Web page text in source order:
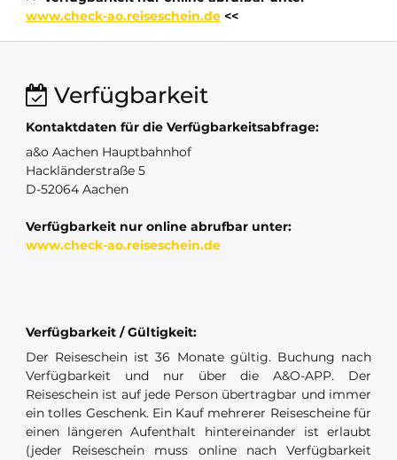
www.check-ao.reiseschein.de <<
Verfügbarkeit
Kontaktdaten für die Verfügbarkeitsabfrage:
a&o Aachen Hauptbahnhof
Hackländerstraße 5
D-52064 Aachen
Verfügbarkeit nur online abrufbar unter:
www.check-ao.reiseschein.de
Verfügbarkeit / Gültigkeit:
Der Reiseschein ist 36 Monate gültig. Buchung nach
Verfügbarkeit und nur über die A&O-APP. Der
Reiseschein ist auf jede Person übertragbar und immer
ein tolles Geschenk. Ein Kauf mehrerer Reisescheine für
einen längeren Aufenthalt hintereinander ist erlaubt
(jeder Reiseschein muss online nach Verfügbarkeit